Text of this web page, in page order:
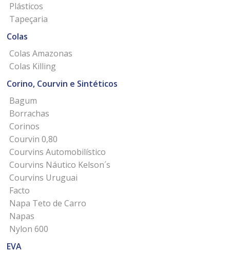
Plásticos
Tapeçaria
Colas
Colas Amazonas
Colas Killing
Corino, Courvin e Sintéticos
Bagum
Borrachas
Corinos
Courvin 0,80
Courvins Automobilístico
Courvins Náutico Kelson´s
Courvins Uruguai
Facto
Napa Teto de Carro
Napas
Nylon 600
EVA